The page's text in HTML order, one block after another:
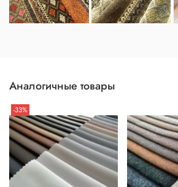
Аналогичные товары
-33%